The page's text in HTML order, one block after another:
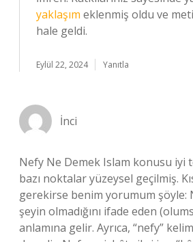
yaklaşım eklenmiş oldu ve
hale geldi.
Eylül 22, 2024 Yanıtla
İnci
Nefy Ne Demek Islam konusu iyi
bazı noktalar yüzeysel geçilmiş.
gerekirse benim yorumum şöyle:
şeyin olmadığını ifade eden
anlamına gelir. Ayrıca, “nefy”